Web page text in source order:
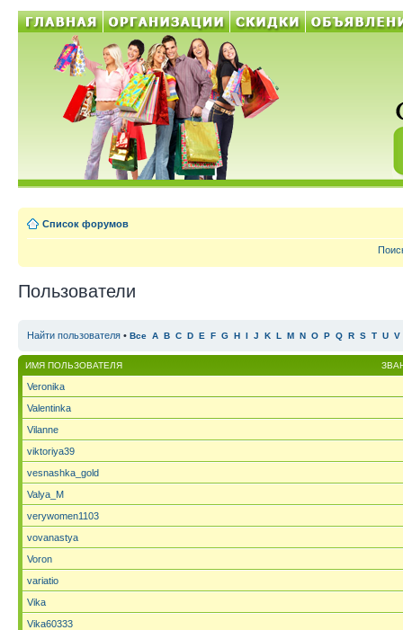
Список форумов
Пользователи
Найти пользователя • Все A B C D E F G H I J K L M N O P Q R S T U V
ИМЯ ПОЛЬЗОВАТЕЛЯ
Veronika
Valentinka
Vilanne
viktoriya39
vesnashka_gold
Valya_M
verywomen1103
vovanastya
Voron
variatio
Vika
Vika60333